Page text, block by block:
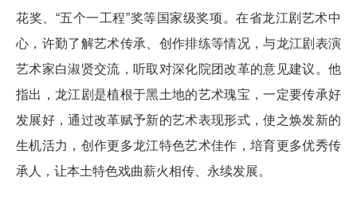
花奖、“五个一工程”奖等国家级奖项。在省龙江剧艺术中
心，许勤了解艺术传承、创作排练等情况，与龙江剧表演
艺术家白淑贤交流，听取对深化院团改革的意见建议。他
指出，龙江剧是植根于黑土地的艺术瑰宝，一定要传承好
发展好，通过改革赋予新的艺术表现形式，使之焕发新的
生机活力，创作更多龙江特色艺术佳作，培育更多优秀传
承人，让本土特色戏曲薪火相传、永续发展。